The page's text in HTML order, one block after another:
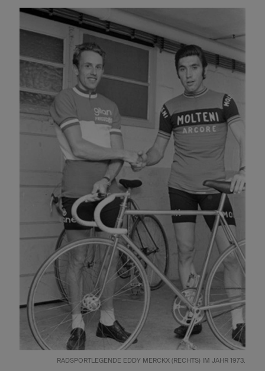
RADSPORTLEGENDE EDDY MERCKX (RECHTS) IM JAHR 1973.